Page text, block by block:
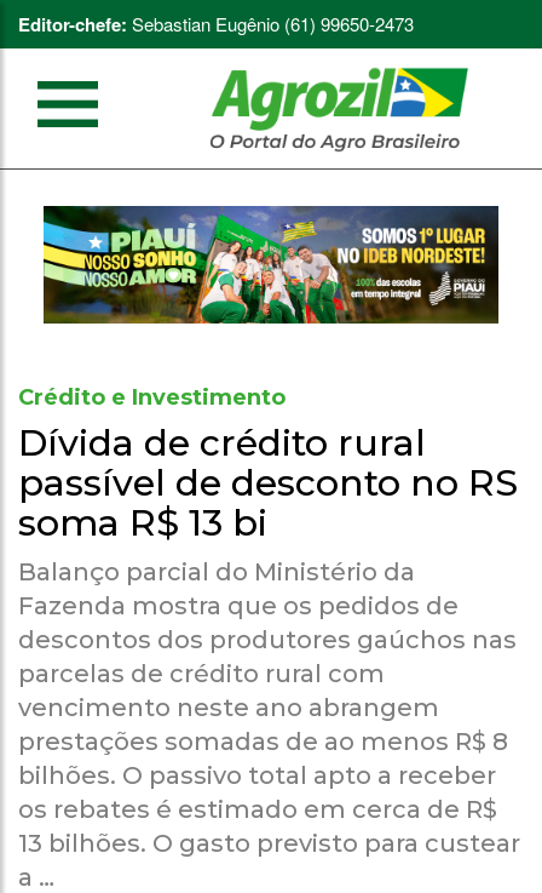
Editor-chefe: Sebastian Eugênio (61) 99650-2473
Crédito e Investimento
Dívida de crédito rural
passível de desconto no RS
soma R$ 13 bi
Balanço parcial do Ministério da
Fazenda mostra que os pedidos de
descontos dos produtores gaúchos nas
parcelas de crédito rural com
vencimento neste ano abrangem
prestações somadas de ao menos R$ 8
bilhões. O passivo total apto a receber
os rebates é estimado em cerca de R$
13 bilhões. O gasto previsto para custear
a …